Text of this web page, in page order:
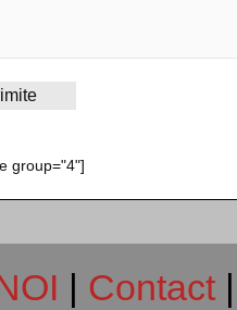
group="4"]
| Contact